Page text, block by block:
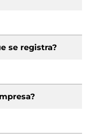
se registra?